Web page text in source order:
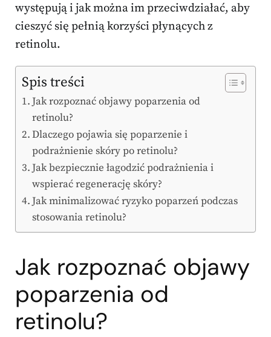
występują i jak można im przeciwdziałać, aby
cieszyć się pełnią korzyści płynących z
retinolu.
Spis treści
Jak rozpoznać objawy poparzenia od
retinolu?
Dlaczego pojawia się poparzenie i
podrażnienie skóry po retinolu?
Jak bezpiecznie łagodzić podrażnienia i
wspierać regenerację skóry?
Jak minimalizować ryzyko poparzeń podczas
stosowania retinolu?
Jak rozpoznać objawy
poparzenia od
retinolu?